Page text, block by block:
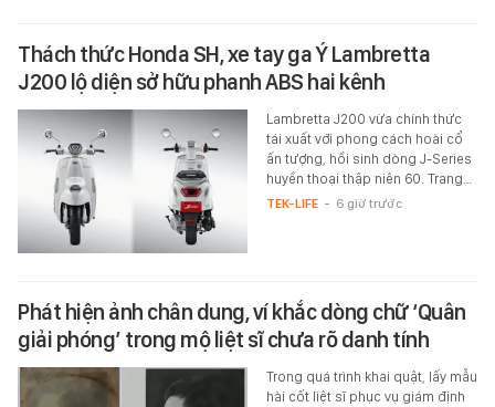
Thách thức Honda SH, xe tay ga Ý Lambretta
J200 lộ diện sở hữu phanh ABS hai kênh
Lambretta J200 vừa chính thức
tái xuất với phong cách hoài cổ
ấn tượng, hồi sinh dòng J-Series
huyền thoại thập niên 60. Trang…
TEK-LIFE - 6 giờ trước
Phát hiện ảnh chân dung, ví khắc dòng chữ ‘Quân
giải phóng’ trong mộ liệt sĩ chưa rõ danh tính
Trong quá trình khai quật, lấy mẫu
hài cốt liệt sĩ phục vụ giám định